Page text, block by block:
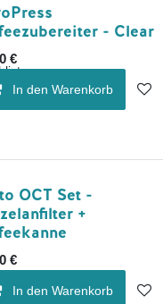
- Clear
€
In den Warenkorb
OCT Set -
+
€
In den Warenkorb